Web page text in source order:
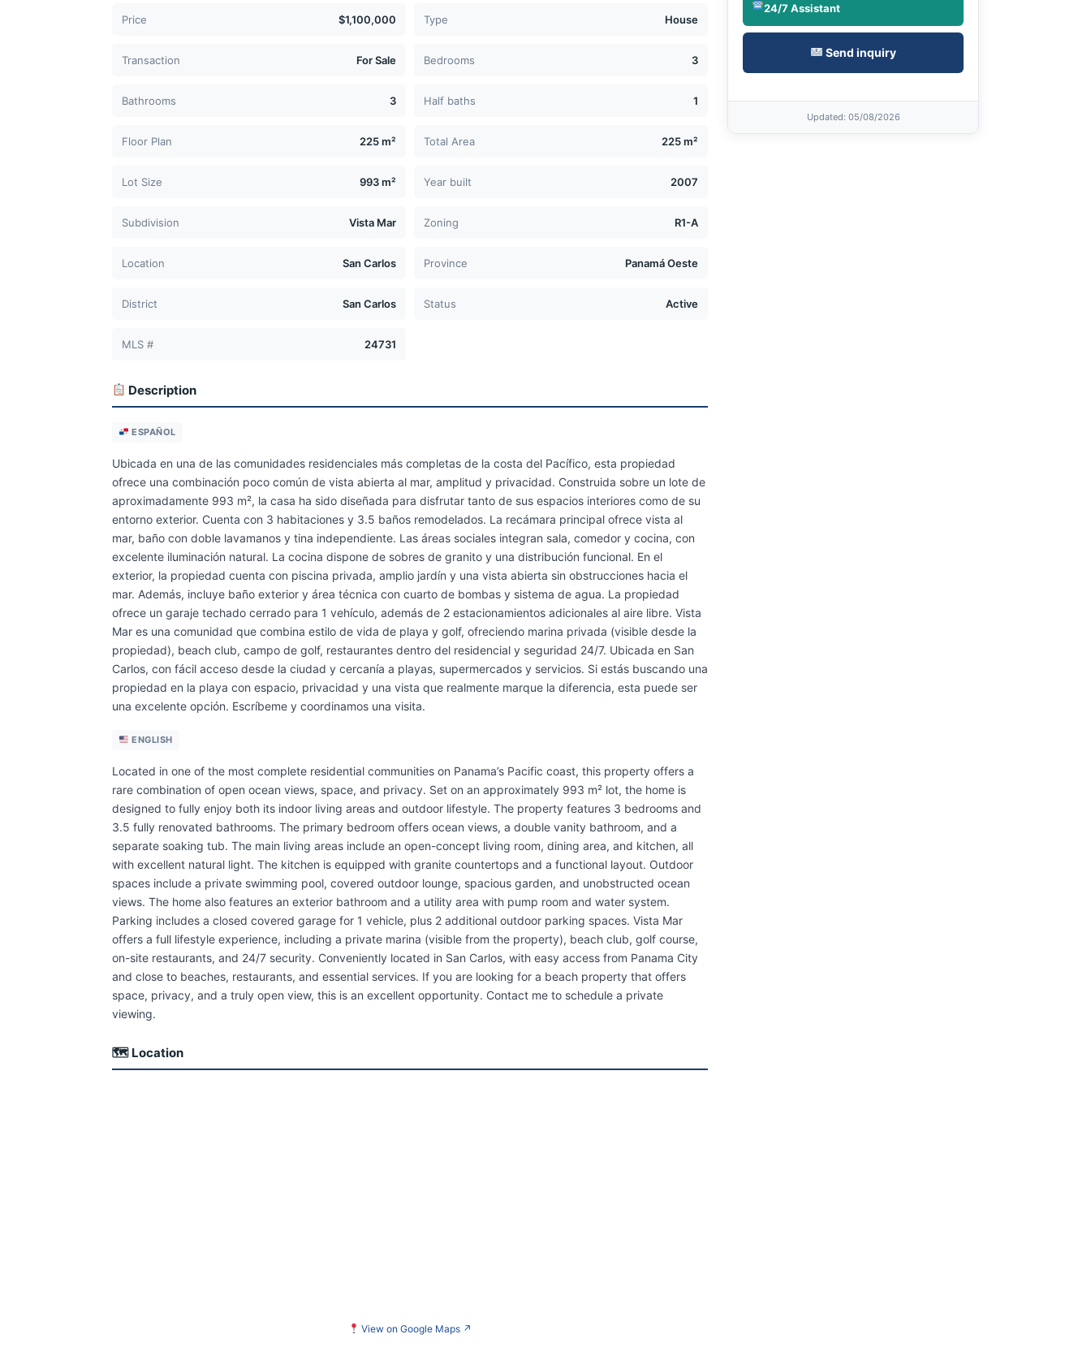
Price $1,100,000 Type House
Transaction For Sale Bedrooms 3
Bathrooms 3 Half baths 1
Floor Plan 225 m² Total Area 225 m²
Lot Size 993 m² Year built 2007
Subdivision Vista Mar Zoning R1-A
Location San Carlos Province Panamá Oeste
District San Carlos Status Active
MLS # 24731
Description
ESPAÑOL
Ubicada en una de las comunidades residenciales más completas de la costa del Pacífico, esta propiedad
ofrece una combinación poco común de vista abierta al mar, amplitud y privacidad. Construida sobre un lote de
aproximadamente 993 m², la casa ha sido diseñada para disfrutar tanto de sus espacios interiores como de su
entorno exterior. Cuenta con 3 habitaciones y 3.5 baños remodelados. La recámara principal ofrece vista al
mar, baño con doble lavamanos y tina independiente. Las áreas sociales integran sala, comedor y cocina, con
excelente iluminación natural. La cocina dispone de sobres de granito y una distribución funcional. En el
exterior, la propiedad cuenta con piscina privada, amplio jardín y una vista abierta sin obstrucciones hacia el
mar. Además, incluye baño exterior y área técnica con cuarto de bombas y sistema de agua. La propiedad
ofrece un garaje techado cerrado para 1 vehículo, además de 2 estacionamientos adicionales al aire libre. Vista
Mar es una comunidad que combina estilo de vida de playa y golf, ofreciendo marina privada (visible desde la
propiedad), beach club, campo de golf, restaurantes dentro del residencial y seguridad 24/7. Ubicada en San
Carlos, con fácil acceso desde la ciudad y cercanía a playas, supermercados y servicios. Si estás buscando una
propiedad en la playa con espacio, privacidad y una vista que realmente marque la diferencia, esta puede ser
una excelente opción. Escríbeme y coordinamos una visita.
ENGLISH
Located in one of the most complete residential communities on Panama’s Pacific coast, this property offers a
rare combination of open ocean views, space, and privacy. Set on an approximately 993 m² lot, the home is
designed to fully enjoy both its indoor living areas and outdoor lifestyle. The property features 3 bedrooms and
3.5 fully renovated bathrooms. The primary bedroom offers ocean views, a double vanity bathroom, and a
separate soaking tub. The main living areas include an open-concept living room, dining area, and kitchen, all
with excellent natural light. The kitchen is equipped with granite countertops and a functional layout. Outdoor
spaces include a private swimming pool, covered outdoor lounge, spacious garden, and unobstructed ocean
views. The home also features an exterior bathroom and a utility area with pump room and water system.
Parking includes a closed covered garage for 1 vehicle, plus 2 additional outdoor parking spaces. Vista Mar
offers a full lifestyle experience, including a private marina (visible from the property), beach club, golf course,
on-site restaurants, and 24/7 security. Conveniently located in San Carlos, with easy access from Panama City
and close to beaches, restaurants, and essential services. If you are looking for a beach property that offers
space, privacy, and a truly open view, this is an excellent opportunity. Contact me to schedule a private
viewing.
🗺 Location
View on Google Maps ↗
24/7 Assistant
Send inquiry
Updated: 05/08/2026